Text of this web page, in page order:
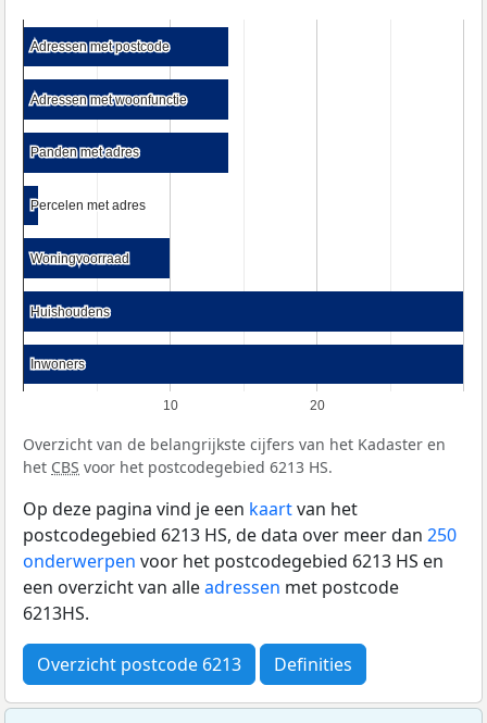
10 20
Adressen met postcode
Adressen met postcode
Adressen met woonfunctie
Adressen met woonfunctie
Panden met adres
Panden met adres
Percelen met adres
Percelen met adres
Woningvoorraad
Woningvoorraad
Huishoudens
Huishoudens
Inwoners
Inwoners
Overzicht van de belangrijkste cijfers van het Kadaster en
het CBS voor het postcodegebied 6213 HS.
Op deze pagina vind je een kaartvan het
postcodegebied 6213 HS, de data over meer dan 250
onderwerpen voor het postcodegebied 6213 HS en
een overzicht van alleadressen met postcode
6213HS.
Overzicht postcode 6213 Definities